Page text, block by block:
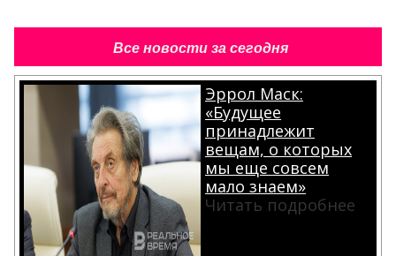
Все новости за сегодня
Эррол Маск:
«Будущее
принадлежит
вещам, о которых
мы еще совсем
мало знаем»
Читать подробнее